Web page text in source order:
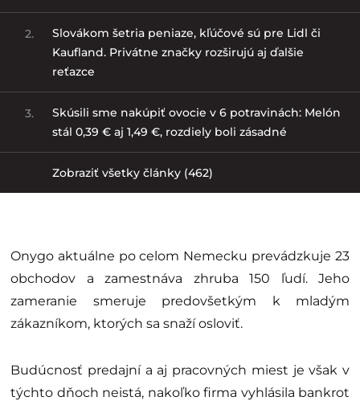
2.
Slovákom šetria peniaze, kľúčové sú pre Lidl či
Kaufland. Privátne značky rozširujú aj ďalšie
reťazce
3.
Skúsili sme nakúpiť ovocie v 6 potravinách: Melón
stál 0,39 € aj 1,49 €, rozdiely boli zásadné
Zobraziť všetky články (462)
Onygo aktuálne po celom Nemecku prevádzkuje 23
obchodov a zamestnáva zhruba 150 ľudí. Jeho
zameranie smeruje predovšetkým k mladým
zákazníkom, ktorých sa snaží osloviť.
Budúcnosť predajní a aj pracovných miest je však v
týchto dňoch neistá, nakoľko firma vyhlásila bankrot